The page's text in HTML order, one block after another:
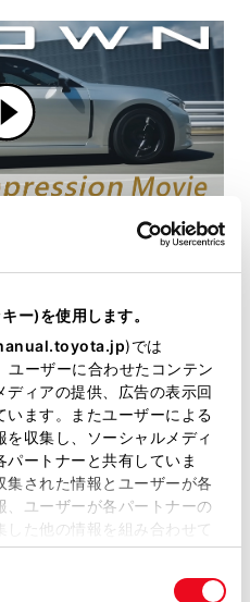
ー)を使用します。
)では
ーザーに合わせたコンテン
ィアの提供、広告の表示回
ます。またユーザーによる
収集し、ソーシャルメディ
ートナーと共有していま
された情報とユーザーが各
ユーザーが各パートナーの
た他の情報を組み合わせて
ブサイトの使用を続行する